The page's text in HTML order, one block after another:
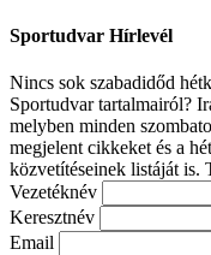
Sportudvar Hírlevél
Nincs sok szabadidőd
Sportudvar tartalmairól?
melyben minden
megjelent cikkeket és a
közvetítéseinek listáját is.
Vezetéknév
Keresztnév
Email